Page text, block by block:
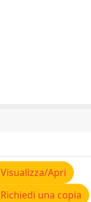
Visualizza/Apri
Richiedi una copia